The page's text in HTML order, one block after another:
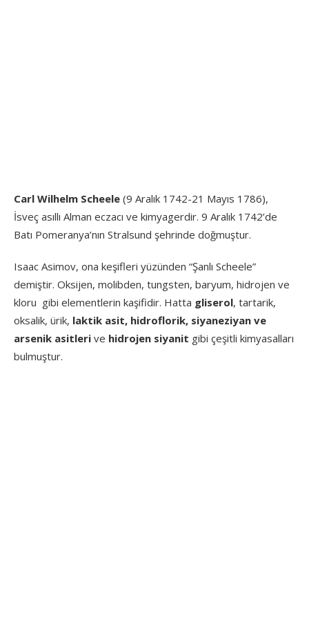
Carl Wilhelm Scheele (9 Aralık 1742-21 Mayıs 1786),
İsveç asıllı Alman eczacı ve kimyagerdir. 9 Aralık 1742’de
Batı Pomeranya’nın Stralsund şehrinde doğmuştur.
Isaac Asimov, ona keşifleri yüzünden “Şanlı Scheele”
demiştir. Oksijen, molibden, tungsten, baryum, hidrojen ve
kloru gibi elementlerin kaşifidir. Hatta gliserol, tartarik,
oksalik, ürik, laktik asit, hidroflorik, siyaneziyan ve
arsenik asitleri ve hidrojen siyanit gibi çeşitli kimyasalları
bulmuştur.